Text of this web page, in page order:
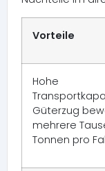
Vorteile
Hohe
Güterzug
mehrere
Tonnen pro